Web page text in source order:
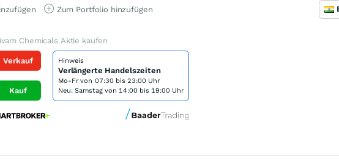
Zum Portfolio hinzufügen
Chemicals Aktie kaufen
Verkauf
Kauf
Hinweis
Verlängerte Handelszeiten
Mo-Fr von 07:30 bis 23:00 Uhr
Neu: Samstag von 14:00 bis 19:00 Uhr